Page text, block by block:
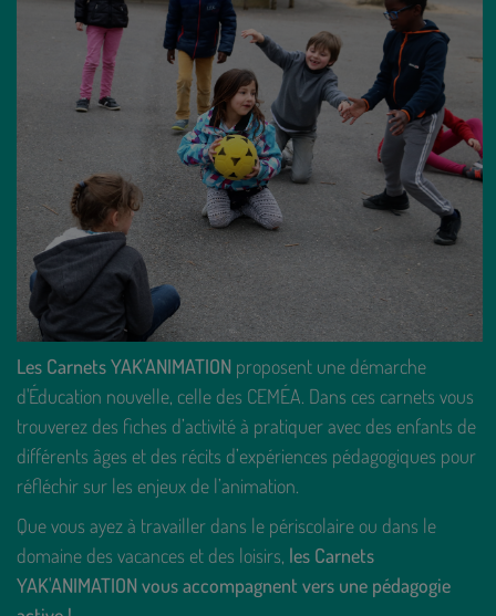
Les Carnets YAK'ANIMATION proposent une démarche
d'Éducation nouvelle, celle des CEMÉA. Dans ces carnets vous
trouverez des fiches d’activité à pratiquer avec des enfants de
différents âges et des récits d’expériences pédagogiques pour
réfléchir sur les enjeux de l’animation.
Que vous ayez à travailler dans le périscolaire ou dans le
domaine des vacances et des loisirs, les Carnets
YAK'ANIMATION vous accompagnent vers une pédagogie